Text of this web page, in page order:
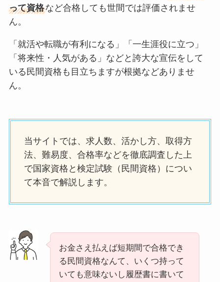
って資格など合格しても世間では評価されませ
ん。
「就活や転職が有利になる」「一生涯役に立つ」
「将来性・人気がある」などと誇大な宣伝をして
いる民間資格も目立ちますが根拠などありませ
ん。
当サイトでは、求人数、活かし方、取得方
法、難易度、合格率などを徹底調査した上
で国家資格と検定試験（民間資格）につい
て本音で解説します。
お金さえ払えば短期間で合格でき
る民間資格なんて、いくつ持って
いても意味ないし履歴書に書いて